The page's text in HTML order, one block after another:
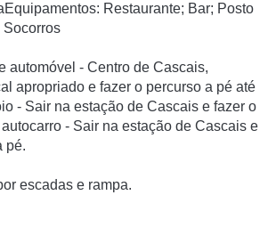
Restaurante; Bar; Posto
Socorros
automóvel - Centro de Cascais,
apropriado e fazer o percurso a pé até
- Sair na estação de Cascais e fazer o
- Sair na estação de Cascais e
pé.
escadas e rampa.